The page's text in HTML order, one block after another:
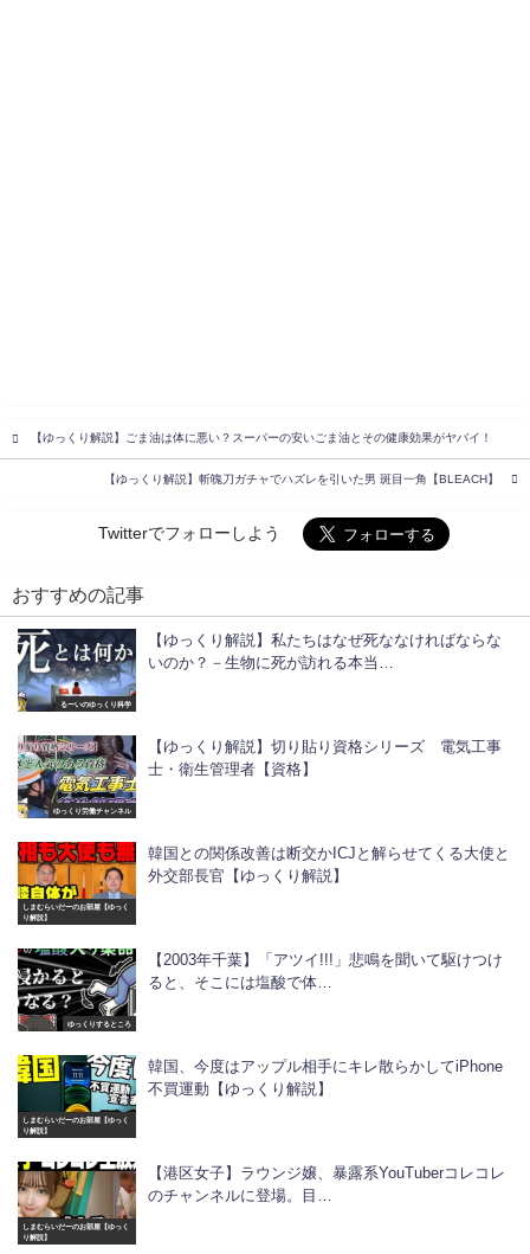
【ゆっくり解説】ごま油は体に悪い？スーパーの安いごま油とその健康効果がヤバイ！
【ゆっくり解説】斬魄刀ガチャでハズレを引いた男 斑目一角【BLEACH】
Twitterでフォローしよう
おすすめの記事
るーいのゆっくり科学
【ゆっくり解説】私たちはなぜ死ななければならな
いのか？－生物に死が訪れる本当…
ゆっくり労働チャンネル
【ゆっくり解説】切り貼り資格シリーズ 電気工事
士・衛生管理者【資格】
しまむらいだーのお部屋【ゆっく
り解説】
韓国との関係改善は断交かICJと解らせてくる大使と
外交部長官【ゆっくり解説】
ゆっくりするところ
【2003年千葉】「アツイ!!!」悲鳴を聞いて駆けつけ
ると、そこには塩酸で体…
しまむらいだーのお部屋【ゆっく
り解説】
韓国、今度はアップル相手にキレ散らかしてiPhone
不買運動【ゆっくり解説】
しまむらいだーのお部屋【ゆっく
り解説】
【港区女子】ラウンジ嬢、暴露系YouTuberコレコレ
のチャンネルに登場。目…